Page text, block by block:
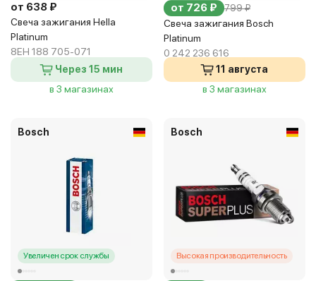
от 638 ₽
Свеча зажигания Hella
Platinum
8EH 188 705-071
Через 15 мин
в 3 магазинах
от 726 ₽ 799 ₽
Свеча зажигания Bosch
Platinum
0 242 236 616
11 августа
в 3 магазинах
Bosch
Увеличен срок службы
Bosch
Высокая производительность